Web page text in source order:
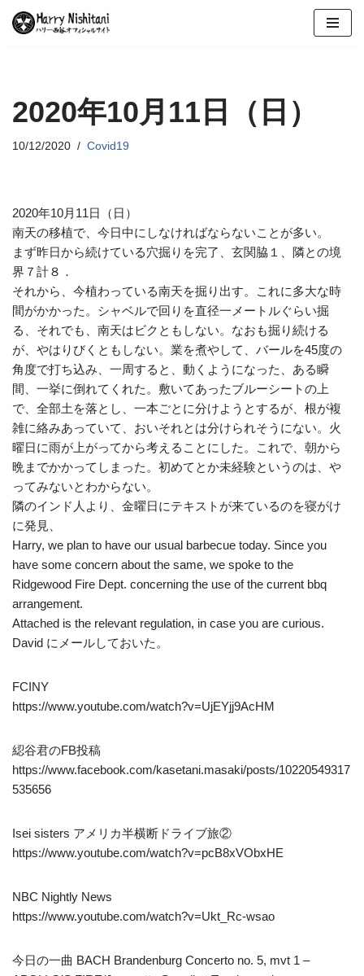
ン
ツ
へ
プ
2020年10月11日（日）
10/12/2020 Covid19
2020年10月11日（日）
南天の移植で、今日中にしなければならないことが多い。
まず昨日から続けている穴掘りを完了、玄関脇１、隣との境
界７計８．
それから、今植わっている南天を掘り出す。これに多大な時
間がかかった。シャベルで回りを直径一メートルぐらい掘
る、それでも、南天はビクともしない。なおも掘り続ける
が、やはりびくともしない。業を煮やして、バールを45度の
角度で打ち込み、一周すると、動くようになった、ある瞬
間、一挙に倒れてくれた。敷いてあったブルーシートの上
で、全部土を落とし、一本ごとに分けようとするが、根が複
雑に絡みあっていて、おいそれとは分けられそうにない。火
曜日に雨が上がってから考えることにした。これで、朝から
晩までかかってしまった。初めてとか未経験というのは、や
ってみないとわからない。
隣のインド人より、金曜日にテキストが来ているのを寝がけ
に発見、
Harry, we plan to have our usual barbecue today. Since you
have some concern about the same, we spoke to the
Ridgewood Fire Dept. concerning the use of the current bbq
arrangement.
Attached is the relevant regulation, in case you are curious.
David にメールしておいた。
FCINY
https://www.youtube.com/watch?v=UjEYjj9AcHM
綛谷君のFB投稿
https://www.facebook.com/kasetani.masaki/posts/10220549317
535656
Isei sisters アメリカ半横断ドライブ旅②
https://www.youtube.com/watch?v=pcB8xVObxHE
NBC Nightly News
https://www.youtube.com/watch?v=Ukt_Rc-wsao
今日の一曲 BACH Brandenburg Concerto no. 5, mvt 1 –